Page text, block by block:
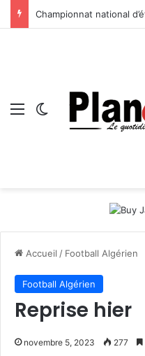
Menu Switch skin
Accueil / Football Algérien
Football Algérien
Reprise hier
novembre 5, 2023 277